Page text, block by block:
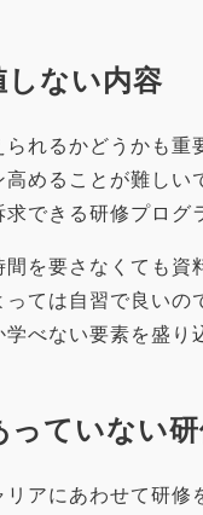
ない内容
れるかどうかも
めることが難しい
できる研修プログ
を要さなくても資
ては自習で良いの
べない要素を盛り
っていない
アにあわせて研修